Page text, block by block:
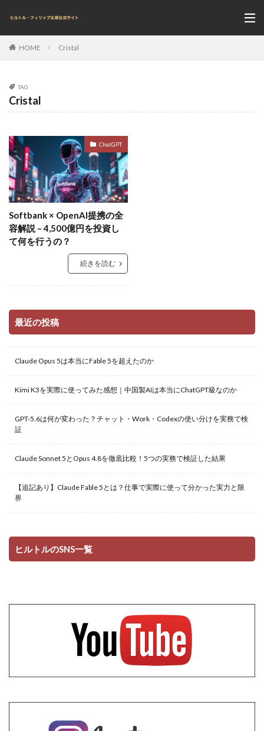
HOME Cristal
TAG
Cristal
ChatGPT
Softbank × OpenAI提携の全
容解説 – 4,500億円を投資し
て何を行うの？
続きを読む
最近の投稿
Claude Opus 5は本当にFable 5を超えたのか
Kimi K3を実際に使ってみた感想｜中国製AIは本当にChatGPT級なのか
GPT-5.6は何が変わった？チャット・Work・Codexの使い分けを実務で検
証
Claude Sonnet 5とOpus 4.8を徹底比較！5つの実務で検証した結果
【追記あり】Claude Fable 5とは？仕事で実際に使って分かった実力と限
界
ヒルトルのSNS一覧